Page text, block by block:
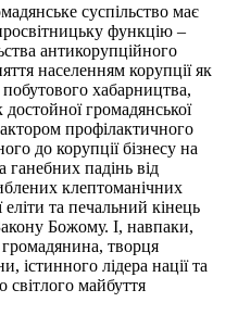
суспільство має
функцію –
антикорупційного
населенням корупції як
хабарництва,
достойної громадянської
профілактичного
до корупції бізнесу на
ганебних падінь від
клептоманічних
еліти та печальний кінець
Божому. І, навпаки,
творця
істинного лідера нації та
світлого майбуття